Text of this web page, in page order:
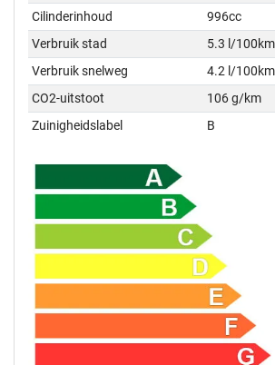
Cilinderinhoud
996cc
Verbruik stad
5.3 l/100km
Verbruik snelweg
4.2 l/100km
CO2-uitstoot
106 g/km
Zuinigheidslabel
B